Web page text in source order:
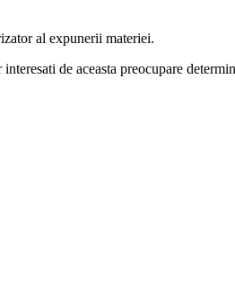
al expunerii materiei.
de aceasta preocupare